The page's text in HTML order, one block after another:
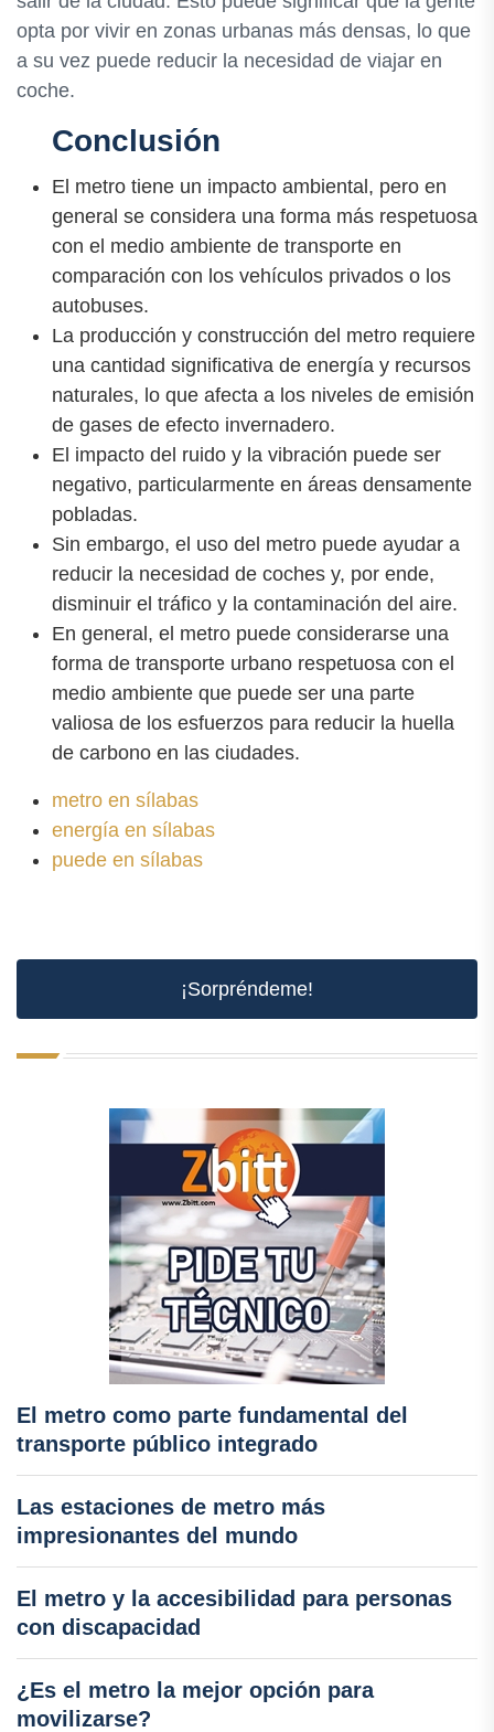
opta por vivir en zonas urbanas más densas, lo que
a su vez puede reducir la necesidad de viajar en
coche.
Conclusión
El metro tiene un impacto ambiental, pero en
general se considera una forma más respetuosa
con el medio ambiente de transporte en
comparación con los vehículos privados o los
autobuses.
La producción y construcción del metro requiere
una cantidad significativa de energía y recursos
naturales, lo que afecta a los niveles de emisión
de gases de efecto invernadero.
El impacto del ruido y la vibración puede ser
negativo, particularmente en áreas densamente
pobladas.
Sin embargo, el uso del metro puede ayudar a
reducir la necesidad de coches y, por ende,
disminuir el tráfico y la contaminación del aire.
En general, el metro puede considerarse una
forma de transporte urbano respetuosa con el
medio ambiente que puede ser una parte
valiosa de los esfuerzos para reducir la huella
de carbono en las ciudades.
metro en sílabas
energía en sílabas
puede en sílabas
¡Sorpréndeme!
El metro como parte fundamental del
transporte público integrado
Las estaciones de metro más
impresionantes del mundo
El metro y la accesibilidad para personas
con discapacidad
¿Es el metro la mejor opción para
movilizarse?